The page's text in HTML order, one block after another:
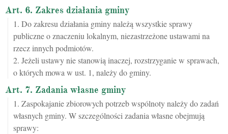
Art. 6. Zakres działania gminy
1. Do zakresu działania gminy należą wszystkie sprawy
publiczne o znaczeniu lokalnym, niezastrzeżone ustawami na
rzecz innych podmiotów.
2. Jeżeli ustawy nie stanowią inaczej, rozstrzyganie w sprawach,
o których mowa w ust. 1, należy do gminy.
Art. 7. Zadania własne gminy
1. Zaspokajanie zbiorowych potrzeb wspólnoty należy do zadań
własnych gminy. W szczególności zadania własne obejmują
sprawy: